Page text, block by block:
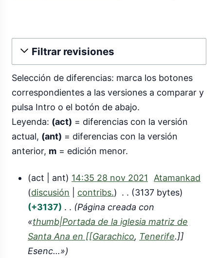
Filtrar revisiones
Selección de diferencias: marca los botones
correspondientes a las versiones a comparar y
pulsa Intro o el botón de abajo.
Leyenda: (act) = diferencias con la versión
actual, (ant) = diferencias con la versión
anterior, m = edición menor.
act ant 14:35 28 nov 2021
Atamankad
discusión
contribs.
3137 bytes
+3137
Página creada con
«thumb|Portada de la iglesia matriz de
Santa Ana en [[Garachico, Tenerife.]]
Esenc…»